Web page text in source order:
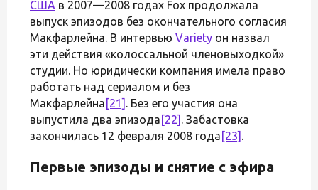
США в 2007—2008 годах Fox продолжала
выпуск эпизодов без окончательного согласия
Макфарлейна. В интервью Variety он назвал
эти действия «колоссальной членовыходкой»
студии. Но юридически компания имела право
работать над сериалом и без
Макфарлейна [21] . Без его участия она
выпустила два эпизода [22] . Забастовка
закончилась 12 февраля 2008 года [23] .
Первые эпизоды и снятие с эфира